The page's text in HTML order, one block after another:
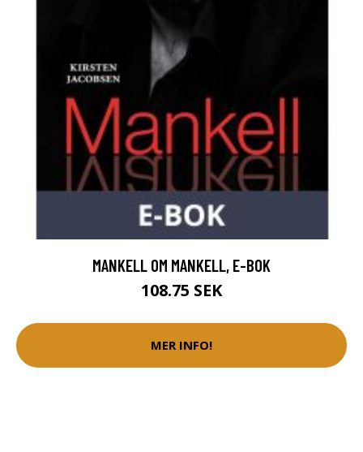
MANKELL OM MANKELL, E-BOK
108.75 SEK
MER INFO!